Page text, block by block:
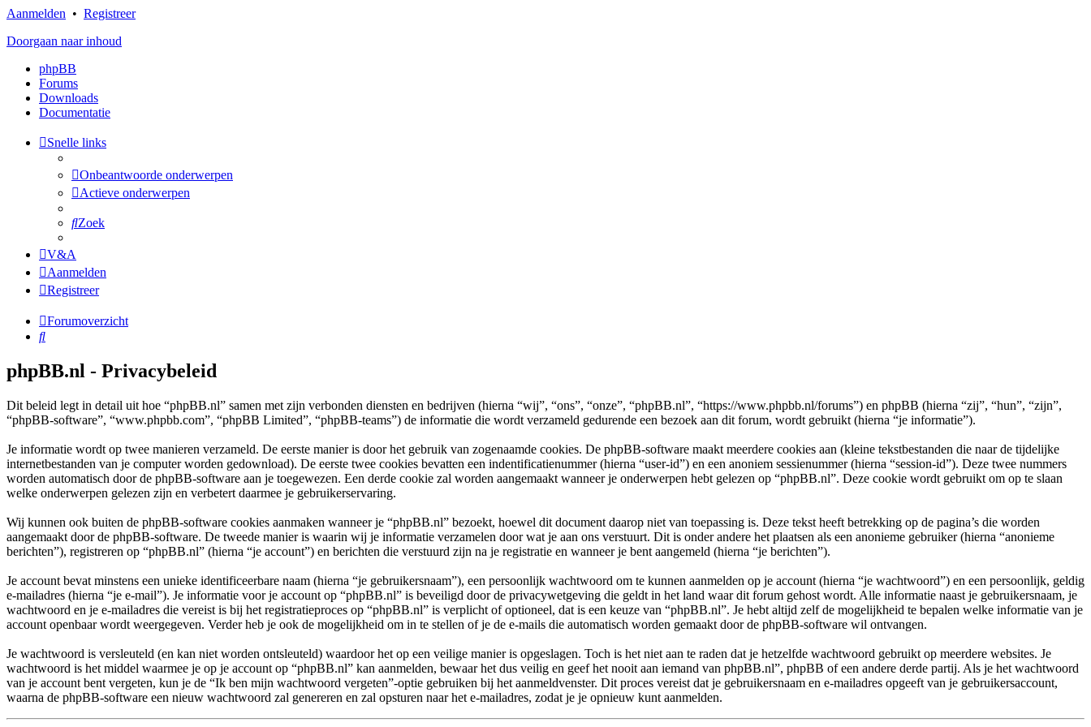
Aanmelden • Registreer
Doorgaan naar inhoud
phpBB
Forums
Downloads
Documentatie
Snelle links
Onbeantwoorde onderwerpen
Actieve onderwerpen
Zoek
V&A
Aanmelden
Registreer
Forumoverzicht
Zoek
phpBB.nl - Privacybeleid
Dit beleid legt in detail uit hoe “phpBB.nl” samen met zijn verbonden diensten en bedrijven (hierna “wij”, “ons”, “onze”, “phpBB.nl”, “https://www.phpbb.nl/forums”) en phpBB (hierna “zij”, “hun”, “zijn”,
“phpBB-software”, “www.phpbb.com”, “phpBB Limited”, “phpBB-teams”) de informatie die wordt verzameld gedurende een bezoek aan dit forum, wordt gebruikt (hierna “je informatie”).
Je informatie wordt op twee manieren verzameld. De eerste manier is door het gebruik van zogenaamde cookies. De phpBB-software maakt meerdere cookies aan (kleine tekstbestanden die naar de tijdelijke
internetbestanden van je computer worden gedownload). De eerste twee cookies bevatten een indentificatienummer (hierna “user-id”) en een anoniem sessienummer (hierna “session-id”). Deze twee nummers
worden automatisch door de phpBB-software aan je toegewezen. Een derde cookie zal worden aangemaakt wanneer je onderwerpen hebt gelezen op “phpBB.nl”. Deze cookie wordt gebruikt om op te slaan
welke onderwerpen gelezen zijn en verbetert daarmee je gebruikerservaring.
Wij kunnen ook buiten de phpBB-software cookies aanmaken wanneer je “phpBB.nl” bezoekt, hoewel dit document daarop niet van toepassing is. Deze tekst heeft betrekking op de pagina’s die worden
aangemaakt door de phpBB-software. De tweede manier is waarin wij je informatie verzamelen door wat je aan ons verstuurt. Dit is onder andere het plaatsen als een anonieme gebruiker (hierna “anonieme
berichten”), registreren op “phpBB.nl” (hierna “je account”) en berichten die verstuurd zijn na je registratie en wanneer je bent aangemeld (hierna “je berichten”).
Je account bevat minstens een unieke identificeerbare naam (hierna “je gebruikersnaam”), een persoonlijk wachtwoord om te kunnen aanmelden op je account (hierna “je wachtwoord”) en een persoonlijk, geldig
e-mailadres (hierna “je e-mail”). Je informatie voor je account op “phpBB.nl” is beveiligd door de privacywetgeving die geldt in het land waar dit forum gehost wordt. Alle informatie naast je gebruikersnaam, je
wachtwoord en je e-mailadres die vereist is bij het registratieproces op “phpBB.nl” is verplicht of optioneel, dat is een keuze van “phpBB.nl”. Je hebt altijd zelf de mogelijkheid te bepalen welke informatie van je
account openbaar wordt weergegeven. Verder heb je ook de mogelijkheid om in te stellen of je de e-mails die automatisch worden gemaakt door de phpBB-software wil ontvangen.
Je wachtwoord is versleuteld (en kan niet worden ontsleuteld) waardoor het op een veilige manier is opgeslagen. Toch is het niet aan te raden dat je hetzelfde wachtwoord gebruikt op meerdere websites. Je
wachtwoord is het middel waarmee je op je account op “phpBB.nl” kan aanmelden, bewaar het dus veilig en geef het nooit aan iemand van phpBB.nl”, phpBB of een andere derde partij. Als je het wachtwoord
van je account bent vergeten, kun je de “Ik ben mijn wachtwoord vergeten”-optie gebruiken bij het aanmeldvenster. Dit proces vereist dat je gebruikersnaam en e-mailadres opgeeft van je gebruikersaccount,
waarna de phpBB-software een nieuw wachtwoord zal genereren en zal opsturen naar het e-mailadres, zodat je je opnieuw kunt aanmelden.